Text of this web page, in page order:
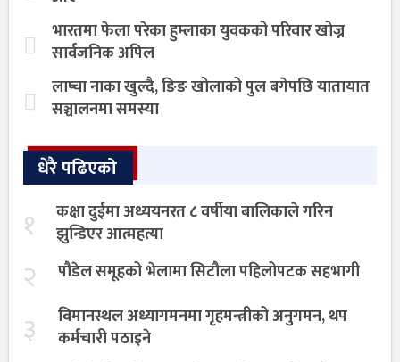
भारतमा फेला परेका हुम्लाका युवकको परिवार खोज्न
सार्वजनिक अपिल
लाप्चा नाका खुल्दै, ङिङ खोलाको पुल बगेपछि यातायात
सञ्चालनमा समस्या
धेरै पढिएको
१
कक्षा दुईमा अध्ययनरत ८ वर्षीया बालिकाले गरिन
झुन्डिएर आत्महत्या
२ पौडेल समूहको भेलामा सिटौला पहिलोपटक सहभागी
३
विमानस्थल अध्यागमनमा गृहमन्त्रीको अनुगमन, थप
कर्मचारी पठाइने